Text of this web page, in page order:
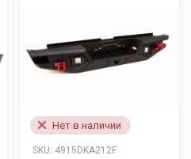
Нет в наличии
SKU: 4915DKA212F